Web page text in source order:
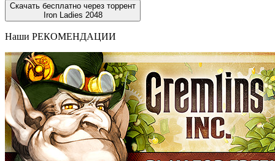
Скачать бесплатно через торрент
Iron Ladies 2048
Наши РЕКОМЕНДАЦИИ